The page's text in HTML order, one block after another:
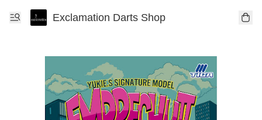
Exclamation Darts Shop